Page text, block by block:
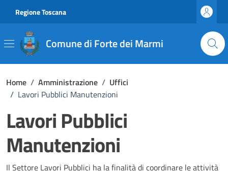
Regione Toscana
Comune di Forte dei Marmi
Home / Amministrazione / Uffici
/ Lavori Pubblici Manutenzioni
Lavori Pubblici
Manutenzioni
Il Settore Lavori Pubblici ha la finalità di coordinare le attività